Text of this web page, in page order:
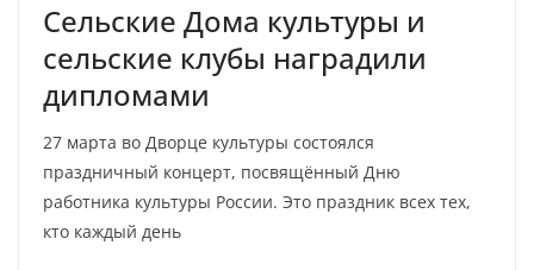
Сельские Дома культуры и
сельские клубы наградили
дипломами
27 марта во Дворце культуры состоялся
праздничный концерт, посвящённый Дню
работника культуры России. Это праздник всех тех,
кто каждый день